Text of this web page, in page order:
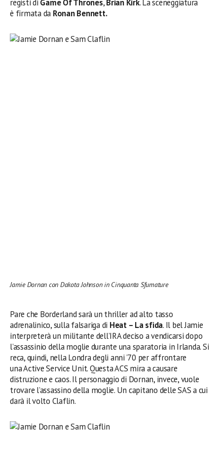
registi di Game Of Thrones,Brian Kirk. La sceneggiatura
è firmata da Ronan Bennett.
Jamie Dornan con Dakota Johnson in Cinquanta Sfumature
Pare che Borderland sarà un thriller ad alto tasso
adrenalinico, sulla falsariga di Heat – La sfida. Il bel Jamie
interpreterà un militante dell’IRA deciso a vendicarsi dopo
l’assassinio della moglie durante una sparatoria in Irlanda. Si
reca, quindi, nella Londra degli anni ’70 per affrontare
una Active Service Unit. Questa ACS mira a causare
distruzione e caos. Il personaggio di Dornan, invece, vuole
trovare l’assassino della moglie. Un capitano delle SAS a cui
darà il volto Claflin.